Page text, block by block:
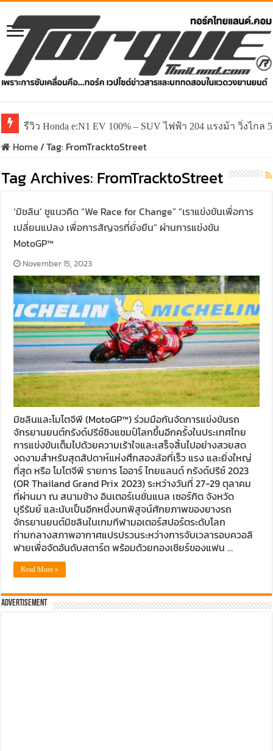
รีวิว Honda e:N1 EV 100% – SUV ไฟฟ้า 204 แรงม้า วิ่งไกล
Home/Tag: FromTracktoStreet
Tag Archives: FromTracktoStreet
‘มิชลิน’ ชูแนวคิด “We Race for Change” “เราแข่งขันเพื่อการ
เปลี่ยนแปลง เพื่อการสัญจรที่ยั่งยืน” ผ่านการแข่งขัน
MotoGP™
November 15, 2023
มิชลินและโมโตจีพี (MotoGP™) ร่วมมือกันจัดการแข่งขันรถ
จักรยานยนต์กรังด์ปรีซ์ชิงแชมป์โลกขึ้นอีกครั้งในประเทศไทย
การแข่งขันเต็มไปด้วยความเร้าใจและเสร็จสิ้นไปอย่างสวยสด
งดงามสำหรับสุดสัปดาห์แห่งศึกสองล้อที่เร็ว แรง และยิ่งใหญ่
ที่สุด หรือ โมโตจีพี รายการ โออาร์ ไทยแลนด์ กรังด์ปรีซ์ 2023
(OR Thailand Grand Prix 2023) ระหว่างวันที่ 27-29 ตุลาคม
ที่ผ่านมา ณ สนามช้าง อินเตอร์เนชั่นแนล เซอร์กิต จังหวัด
บุรีรัมย์ และนับเป็นอีกหนึ่งบทพิสูจน์ศักยภาพของยางรถ
จักรยานยนต์มิชลินในเกมกีฬามอเตอร์สปอร์ตระดับโลก
ท่ามกลางสภาพอากาศแปรปรวนระหว่างการจับเวลารอบควอลิ
ฟายเพื่อจัดอันดับสตาร์ต พร้อมด้วยกองเชียร์ของแฟน …
Read More »
Advertisement